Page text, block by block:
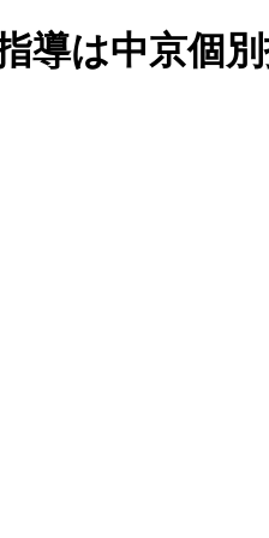
は中京個別